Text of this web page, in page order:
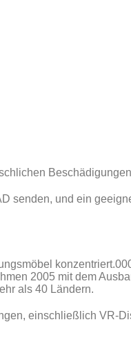
senden, und ein
2005 mit dem
als 40 Ländern.
einschließlich VR-